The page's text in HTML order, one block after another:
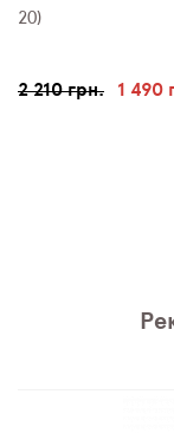
20)
2 210 грн. 1 490